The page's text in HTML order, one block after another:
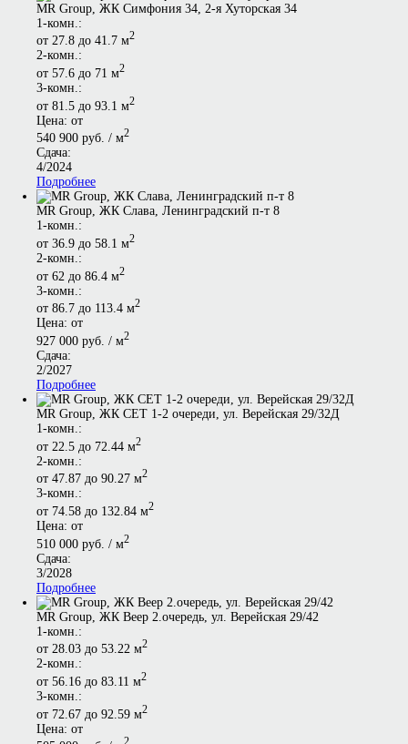
MR Group, ЖК Симфония 34, 2-я Хуторская 34
1-комн.:
от 27.8 до 41.7 м2
2-комн.:
от 57.6 до 71 м2
3-комн.:
от 81.5 до 93.1 м2
Цена: от
540 900 руб. / м2
Сдача:
4/2024
Подробнее
MR Group, ЖК Слава, Ленинградский п-т 8
1-комн.:
от 36.9 до 58.1 м2
2-комн.:
от 62 до 86.4 м2
3-комн.:
от 86.7 до 113.4 м2
Цена: от
927 000 руб. / м2
Сдача:
2/2027
Подробнее
МR Group, ЖК СЕТ 1-2 очереди, ул. Верейская 29/32Д
1-комн.:
от 22.5 до 72.44 м2
2-комн.:
от 47.87 до 90.27 м2
3-комн.:
от 74.58 до 132.84 м2
Цена: от
510 000 руб. / м2
Сдача:
3/2028
Подробнее
MR Group, ЖК Веер 2.очередь, ул. Верейская 29/42
1-комн.:
от 28.03 до 53.22 м2
2-комн.:
от 56.16 до 83.11 м2
3-комн.:
от 72.67 до 92.59 м2
Цена: от